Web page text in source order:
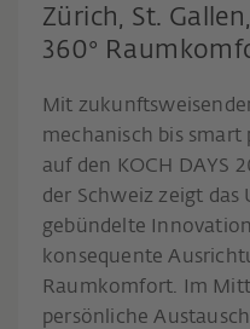
Zürich, St.
360°
Mit
mechanisch bis smart
auf den KOCH DAYS
der Schweiz zeigt
gebündelte
konsequente
Raumkomfort. Im
persönliche